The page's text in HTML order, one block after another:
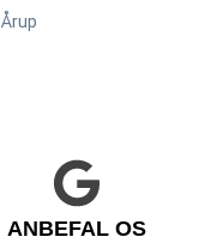
Årup
ANBEFAL OS